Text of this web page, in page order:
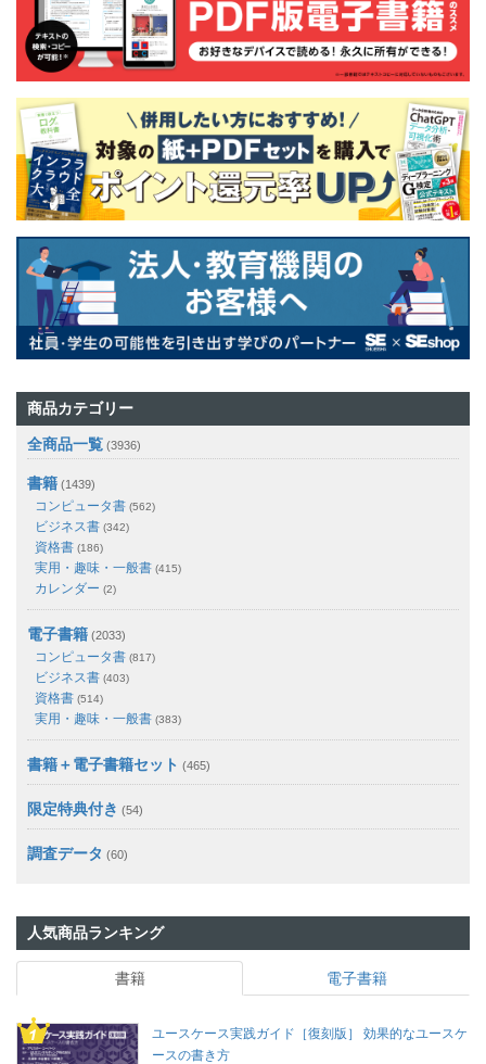
商品カテゴリー
全商品一覧 (3936)
書籍 (1439)
コンピュータ書 (562)
ビジネス書 (342)
資格書 (186)
実用・趣味・一般書 (415)
カレンダー (2)
電子書籍 (2033)
コンピュータ書 (817)
ビジネス書 (403)
資格書 (514)
実用・趣味・一般書 (383)
書籍＋電子書籍セット (465)
限定特典付き (54)
調査データ (60)
人気商品ランキング
書籍 電子書籍
ユースケース実践ガイド［復刻版］ 効果的なユースケ
ースの書き方